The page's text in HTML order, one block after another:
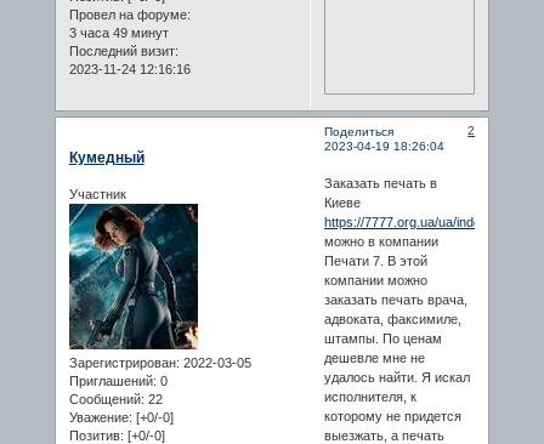
Провел на форуме:
3 часа 49 минут
Последний визит:
2023-11-24 12:16:16
Поделиться
2
2023-04-19 18:26:04
Кумедный
Участник
Зарегистрирован: 2022-03-05
Приглашений: 0
Сообщений: 22
Уважение: [+0/-0]
Позитив: [+0/-0]
Заказать печать в
Киеве
https://7777.org.ua/ua/index.html
можно в компании
Печати 7. В этой
компании можно
заказать печать врача,
адвоката, факсимиле,
штампы. По ценам
дешевле мне не
удалось найти. Я искал
исполнителя, к
которому не придется
выезжать, а печать